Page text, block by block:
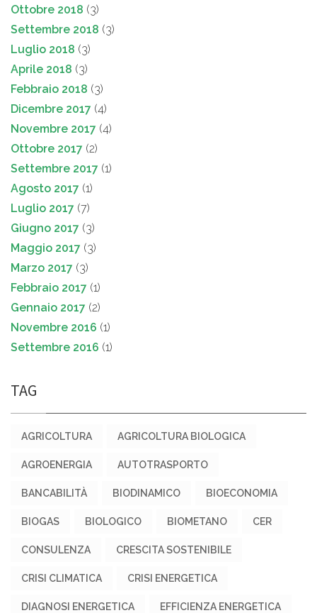
Ottobre 2018 (3)
Settembre 2018 (3)
Luglio 2018 (3)
Aprile 2018 (3)
Febbraio 2018 (3)
Dicembre 2017 (4)
Novembre 2017 (4)
Ottobre 2017 (2)
Settembre 2017 (1)
Agosto 2017 (1)
Luglio 2017 (7)
Giugno 2017 (3)
Maggio 2017 (3)
Marzo 2017 (3)
Febbraio 2017 (1)
Gennaio 2017 (2)
Novembre 2016 (1)
Settembre 2016 (1)
TAG
AGRICOLTURA AGRICOLTURA BIOLOGICA
AGROENERGIA AUTOTRASPORTO
BANCABILITÀ BIODINAMICO BIOECONOMIA
BIOGAS BIOLOGICO BIOMETANO CER
CONSULENZA CRESCITA SOSTENIBILE
CRISI CLIMATICA CRISI ENERGETICA
DIAGNOSI ENERGETICA EFFICIENZA ENERGETICA